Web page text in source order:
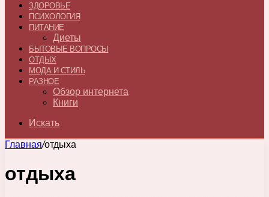
ЗДОРОВЬЕ
ПСИХОЛОГИЯ
ПИТАНИЕ
Диеты
БЫТОВЫЕ ВОПРОСЫ
ОТДЫХ
МОДА И СТИЛЬ
РАЗНОЕ
Обзор интернета
Книги
Искать
Главная/отдыха
отдыха